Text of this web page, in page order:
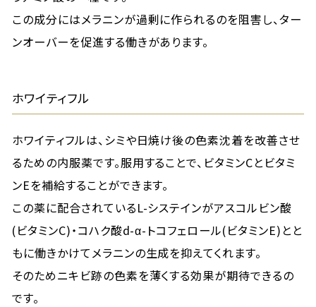
この成分にはメラニンが過剰に作られるのを阻害し、ター
ンオーバーを促進する働きがあります。
ホワイティフル
ホワイティフルは、シミや日焼け後の色素沈着を改善させ
るための内服薬です。服用することで、ビタミンCとビタミ
ンEを補給することができます。
この薬に配合されているL-システインがアスコルビン酸
(ビタミンC)・コハク酸d-α-トコフェロール(ビタミンE)とと
もに働きかけてメラニンの生成を抑えてくれます。
そのためニキビ跡の色素を薄くする効果が期待できるの
です。